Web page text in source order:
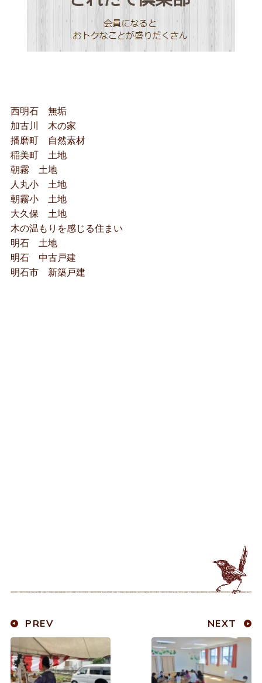
西明石 無垢
加古川 木の家
播磨町 自然素材
稲美町 土地
朝霧 土地
人丸小 土地
朝霧小 土地
大久保 土地
木の温もりを感じる住まい
明石 土地
明石 中古戸建
明石市 新築戸建
PREV NEXT